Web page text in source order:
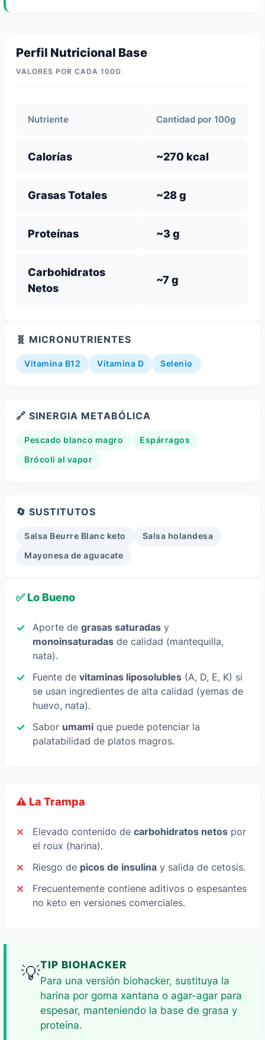
Perfil Nutricional Base
VALORES POR CADA 100G
Nutriente Cantidad por 100g
Calorías ~270 kcal
Grasas Totales ~28 g
Proteínas ~3 g
Carbohidratos
Netos
~7 g
🧬 MICRONUTRIENTES
Vitamina B12 Vitamina D Selenio
🔗 SINERGIA METABÓLICA
Pescado blanco magro Espárragos
Brócoli al vapor
🔄 SUSTITUTOS
Salsa Beurre Blanc keto Salsa holandesa
Mayonesa de aguacate
✅ Lo Bueno
Aporte de grasas saturadas y
monoinsaturadas de calidad (mantequilla,
nata).
Fuente de vitaminas liposolubles (A, D, E, K) si
se usan ingredientes de alta calidad (yemas de
huevo, nata).
Sabor umami que puede potenciar la
palatabilidad de platos magros.
⚠️ La Trampa
Elevado contenido de carbohidratos netos por
el roux (harina).
Riesgo de picos de insulina y salida de cetosis.
Frecuentemente contiene aditivos o espesantes
no keto en versiones comerciales.
💡TIP BIOHACKER
Para una versión biohacker, sustituya la
harina por goma xantana o agar-agar para
espesar, manteniendo la base de grasa y
proteína.